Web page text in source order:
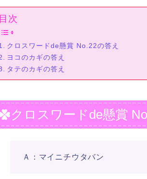
目次
クロスワードde懸賞 No.22の答え
ヨコのカギの答え
タテのカギの答え
クロスワードde懸賞
Ａ：マイニチウタバン